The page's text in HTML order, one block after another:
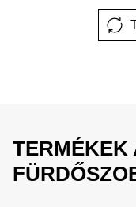
TERMÉKEK